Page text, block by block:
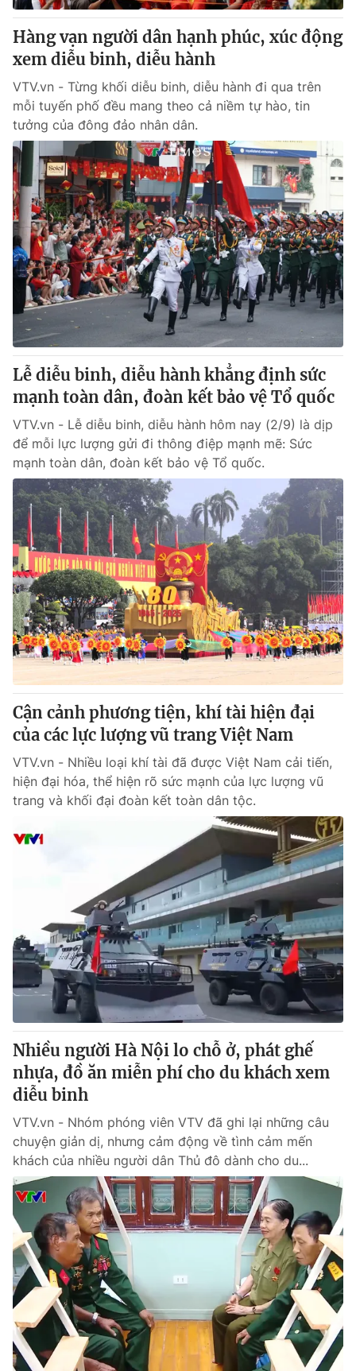
Hàng vạn người dân hạnh phúc, xúc động
xem diễu binh, diễu hành
VTV.vn - Từng khối diễu binh, diễu hành đi qua trên
mỗi tuyến phố đều mang theo cả niềm tự hào, tin
tưởng của đông đảo nhân dân.
Lễ diễu binh, diễu hành khẳng định sức
mạnh toàn dân, đoàn kết bảo vệ Tổ quốc
VTV.vn - Lễ diễu binh, diễu hành hôm nay (2/9) là dịp
để mỗi lực lượng gửi đi thông điệp mạnh mẽ: Sức
mạnh toàn dân, đoàn kết bảo vệ Tổ quốc.
Cận cảnh phương tiện, khí tài hiện đại
của các lực lượng vũ trang Việt Nam
VTV.vn - Nhiều loại khí tài đã được Việt Nam cải tiến,
hiện đại hóa, thể hiện rõ sức mạnh của lực lượng vũ
trang và khối đại đoàn kết toàn dân tộc.
Nhiều người Hà Nội lo chỗ ở, phát ghế
nhựa, đồ ăn miễn phí cho du khách xem
diễu binh
VTV.vn - Nhóm phóng viên VTV đã ghi lại những câu
chuyện giản dị, nhưng cảm động về tình cảm mến
khách của nhiều người dân Thủ đô dành cho du...